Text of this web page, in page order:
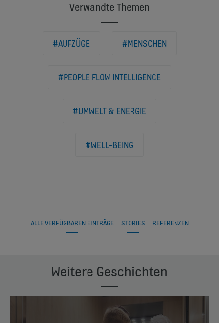
Verwandte Themen
#AUFZÜGE #MENSCHEN
#PEOPLE FLOW INTELLIGENCE
#UMWELT & ENERGIE
#WELL-BEING
ALLE VERFÜGBAREN EINTRÄGE STORIES REFERENZEN
Weitere Geschichten